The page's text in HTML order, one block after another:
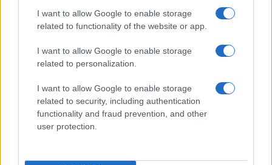
I want to allow Google to enable storage
related to functionality of the website or app.
I want to allow Google to enable storage
related to personalization.
I want to allow Google to enable storage
related to security, including authentication
functionality and fraud prevention, and other
user protection.
Megérné Önnek telefont váltani csak azért, mert az új modell dupla alap
tárhellyel érkezik?
Igen, a tárhely nagyon fontos
Talán, ha más fejlesztések is vannak
Nem, nekem a mostani tárhely is elég